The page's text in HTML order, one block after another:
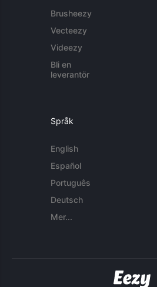
Brusheezy
Vecteezy
Videezy
Bli en
leverantör
Språk
English
Español
Português
Deutsch
Mer...